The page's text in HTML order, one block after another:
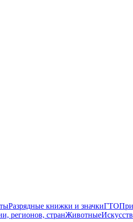
Разрядные книжки и значкиГТО
регионов, странЖивотные